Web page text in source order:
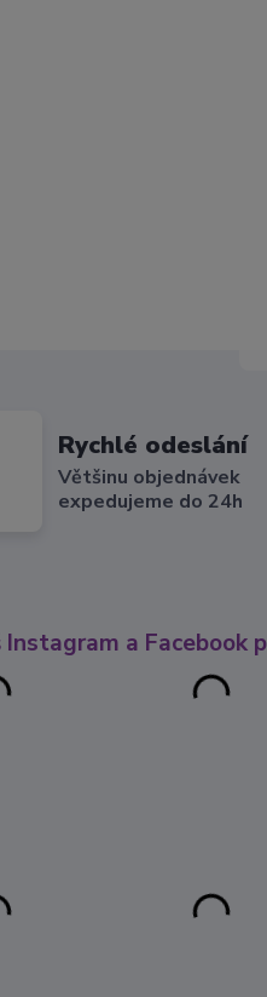
Rychlé odeslání
Většinu objednávek
expedujeme do 24h
a Facebook